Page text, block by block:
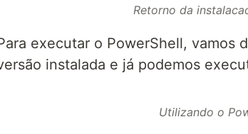
Retorno da
executar o PowerShell, vamos
instalada e já podemos
Utilizando o